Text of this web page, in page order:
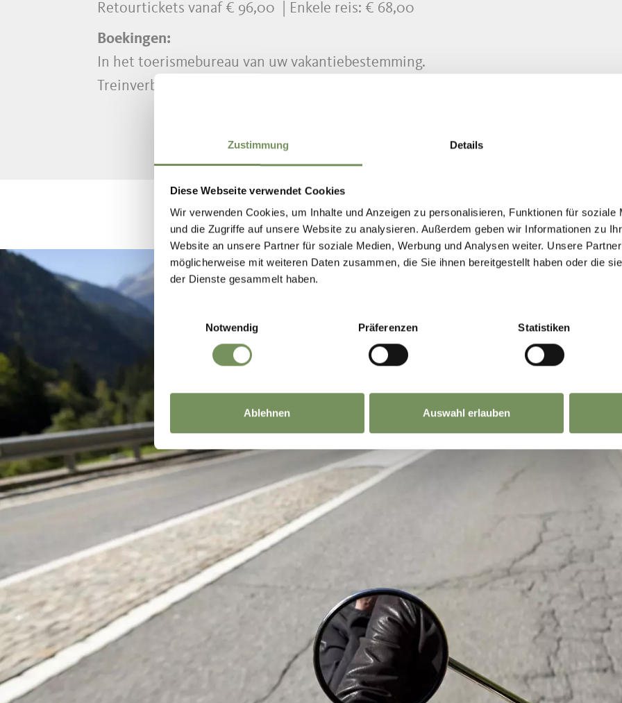
Zustimmung Details
Diese Webseite verwendet Cookies
Wir verwenden Cookies, um Inhalte und Anzeigen zu personalisieren, Funktionen für soziale
und die Zugriffe auf unsere Website zu analysieren. Außerdem geben wir Informationen zu
Website an unsere Partner für soziale Medien, Werbung und Analysen weiter. Unsere
möglicherweise mit weiteren Daten zusammen, die Sie ihnen bereitgestellt haben oder die
der Dienste gesammelt haben.
Einwilligungsauswahl
Notwendig
Präferenzen Statistiken
Ablehnen Auswahl erlauben
Retourtickets vanaf € 96,00 | Enkele reis: € 68,00
Boekingen:
In het toerismebureau van uw vakantiebestemming.
Treinverbindingen vanaf alle grote steden in Duitsland op: